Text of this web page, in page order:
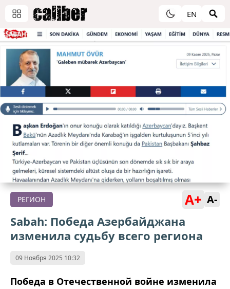
EN
РЕГИОН A+ A-
Sabah: Победа Азербайджана
изменила судьбу всего региона
09 Ноября 2025 10:32
Победа в Отечественной войне изменила